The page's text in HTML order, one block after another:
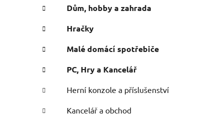
Dům, hobby a zahrada
Hračky
Malé domácí spotřebiče
PC, Hry a Kancelář
Herní konzole a příslušenství
Kancelář a obchod